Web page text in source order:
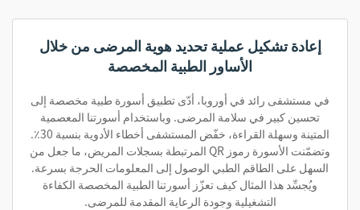
إعادة تشكيل عملية تحديد هوية المرضى من خلال
الأساور الطبية المخصصة
في مستشفى رائد في أوروبا، أدّى تطبيق أسورة طبية مخصصة إلى
تحسين كبير في سلامة المرضى. وباستخدام أسورتنا المعصمية
المتينة وسهلة القراءة، خفّض المستشفى أخطاء الأدوية بنسبة 30٪.
وتضمّنت الأسورة رموز QR المرتبطة بسجلات المريض، ما جعل من
السهل على الطاقم الطبي الوصول إلى المعلومات الحرجة بسرعة.
ويُجسِّد هذا المثال كيف تعزّز أسورتنا الطبية المخصصة الكفاءة
التشغيلية وجودة الرعاية المقدمة للمرضى.